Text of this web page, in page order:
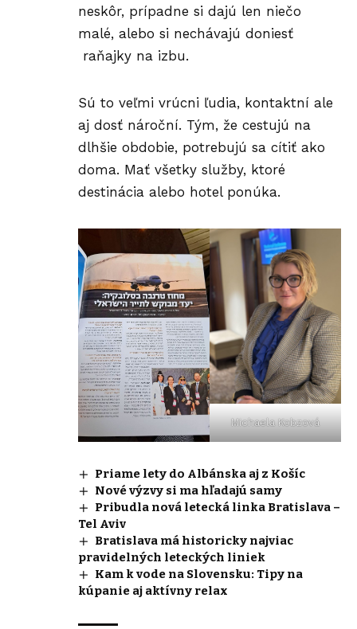
neskôr, prípadne si dajú len niečo
malé, alebo si nechávajú doniesť
raňajky na izbu.
Sú to veľmi vrúcni ľudia, kontaktní ale
aj dosť nároční. Tým, že cestujú na
dlhšie obdobie, potrebujú sa cítiť ako
doma. Mať všetky služby, ktoré
destinácia alebo hotel ponúka.
Michaela Kobzová
Priame lety do Albánska aj z Košíc
Nové výzvy si ma hľadajú samy
Pribudla nová letecká linka Bratislava –
Tel Aviv
Bratislava má historicky najviac
pravidelných leteckých liniek
Kam k vode na Slovensku: Tipy na
kúpanie aj aktívny relax